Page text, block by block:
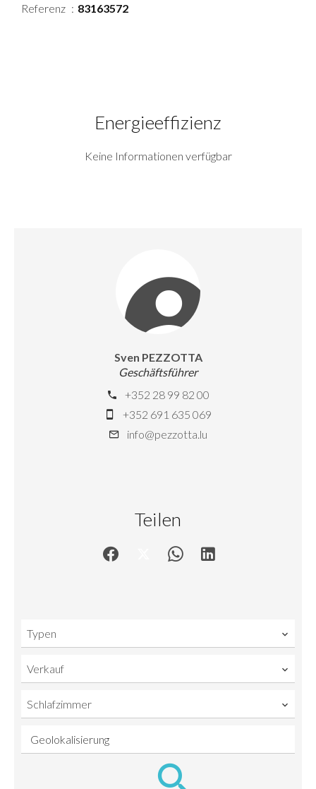
Referenz 83163572
Energieeffizienz
Keine Informationen verfügbar
Sven PEZZOTTA
Geschäftsführer
+352 28 99 82 00
+352 691 635 069
info@pezzotta.lu
Teilen
Typen
Verkauf
Schlafzimmer
Geolokalisierung